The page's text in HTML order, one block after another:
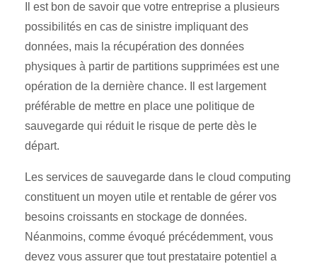
Il est bon de savoir que votre entreprise a plusieurs
possibilités en cas de sinistre impliquant des
données, mais la récupération des données
physiques à partir de partitions supprimées est une
opération de la dernière chance. Il est largement
préférable de mettre en place une politique de
sauvegarde qui réduit le risque de perte dès le
départ.
Les services de sauvegarde dans le cloud computing
constituent un moyen utile et rentable de gérer vos
besoins croissants en stockage de données.
Néanmoins, comme évoqué précédemment, vous
devez vous assurer que tout prestataire potentiel a